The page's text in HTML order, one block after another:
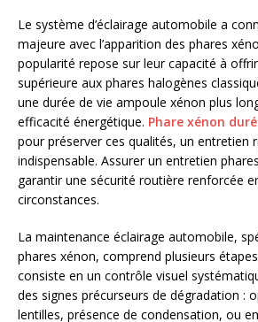
Le système d’éclairage automobile a
majeure avec l’apparition des phares
popularité repose sur leur capacité à
supérieure aux phares halogènes
une durée de vie ampoule xénon plus
efficacité énergétique. Phare xénon
pour préserver ces qualités, un entretien
indispensable. Assurer un entretien
garantir une sécurité routière renforcée
circonstances.
La maintenance éclairage automobile,
phares xénon, comprend plusieurs
consiste en un contrôle visuel
des signes précurseurs de dégradation :
lentilles, présence de condensation, ou